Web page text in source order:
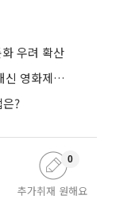
우려 확산
음악부터 여성·건축·독립영화까지…극장 대신 영화제로 즐기는 스크린 여행
은?
추가취재 원해요
0